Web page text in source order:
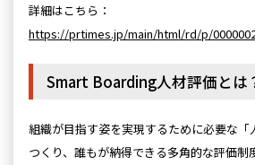
詳細はこちら：
https://prtimes.jp/main/html/rd/p/
Smart Boarding人材評価とは
組織が目指す姿を実現するために必要な「
つくり、誰もが納得できる多角的な評価制